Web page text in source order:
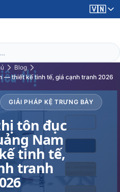
🇻🇳
Blog
— thiết kế tinh tế, giá cạnh tranh 2026
GIẢI PHÁP KỆ TRƯNG BÀY
tôn đục
Nam
tinh tế,
tranh